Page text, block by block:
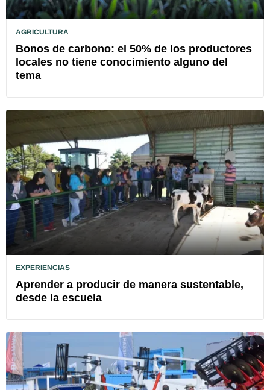
AGRICULTURA
Bonos de carbono: el 50% de los productores
locales no tiene conocimiento alguno del
tema
EXPERIENCIAS
Aprender a producir de manera sustentable,
desde la escuela